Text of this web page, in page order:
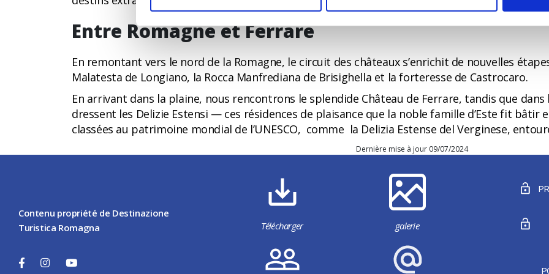
Entre Romagne et Ferrare
En remontant vers le nord de la Romagne, le circuit des châteaux s’enrichit de nouvelles
Malatesta de Longiano, la Rocca Manfrediana de Brisighella et la forteresse de Castrocaro.
En arrivant dans la plaine, nous rencontrons le splendide Château de Ferrare, tandis que
dressent les Delizie Estensi — ces résidences de plaisance que la noble famille d’Este fit bâtir
classées au patrimoine mondial de l’UNESCO, comme la Delizia Estense del Verginese,
Dernière mise à jour 09/07/2024
Contenu propriété de Destinazione
Turistica Romagna
Télécharger galerie